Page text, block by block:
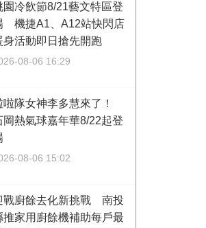
園冷飲節8/21藝文特區登
機捷A1、A12站快閃店
身活動即日搶先開跑
08-06 16:29
啦隊女神李多慧來了！
岡熱氣球嘉年華8/22起登
08-06 15:02
戰廚餘去化新挑戰 南投
推家用廚餘機補助每戶最